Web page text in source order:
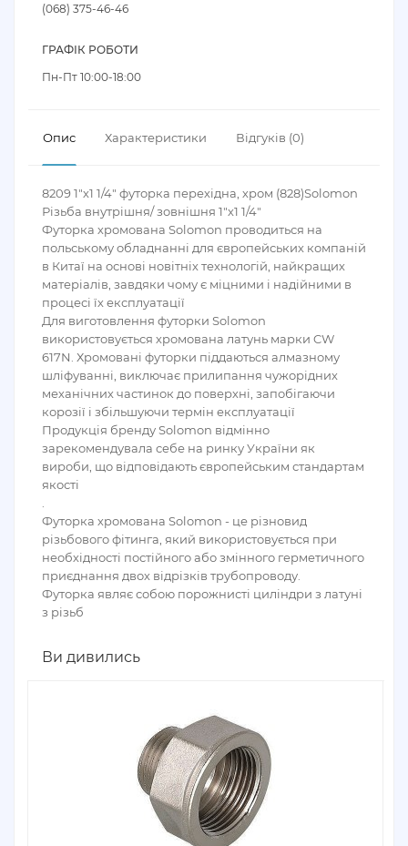
(068) 375-46-46
ГРАФІК РОБОТИ
Пн-Пт 10:00-18:00
Опис Характеристики Відгуків (0)
8209 1"х1 1/4" футорка перехідна, хром (828)Solomon
Різьба внутрішня/ зовнішня 1"х1 1/4"
Футорка хромована Solomon проводиться на
польському обладнанні для європейських компаній
в Китаї на основі новітніх технологій, найкращих
матеріалів, завдяки чому є міцними і надійними в
процесі їх експлуатації
Для виготовлення футорки Solomon
використовується хромована латунь марки CW
617N. Хромовані футорки піддаються алмазному
шліфуванні, виключає прилипання чужорідних
механічних частинок до поверхні, запобігаючи
корозії і збільшуючи термін експлуатації
Продукція бренду Solomon відмінно
зарекомендувала себе на ринку України як
вироби, що відповідають європейським стандартам
якості
Футорка хромована Solomon - це різновид
різьбового фітинга, який використовується при
необхідності постійного або змінного герметичного
приєднання двох відрізків трубопроводу.
Футорка являє собою порожнисті циліндри з латуні
з різьб
Ви дивились